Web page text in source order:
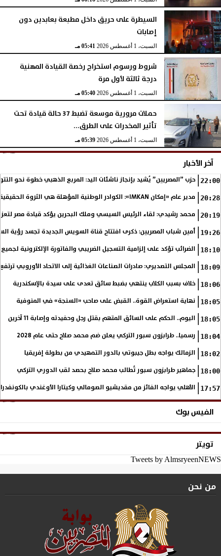
السيطرة على حريق داخل مطبعة بعابدين دون
إصابات
السبت، 1 أغسطس 2026 05:41 مـ
شروط ورسوم استخراج رخصة القيادة المهنية
درجة ثالثة لأول مرة
السبت، 1 أغسطس 2026 05:40 مـ
حملات مرورية موسعة تضبط 37 حالة قيادة تحت
تأثير المخدرات على الطرق...
السبت، 1 أغسطس 2026 05:39 مـ
آخر الأخبار
22:00 حزب ”المصريين” يُشيد بإنجاز ناشئات اليد: المربع الذهبي خطوة نحو
20:28 مدير عام «إمكان IMKAN»: الكوادر الوطنية المؤهلة هي الثروة الحقيقية لمستقبل التنمية في مصر
20:19 محمد رشيدي: لقاء الرئيس السيسي وملك البحرين يؤكد قيادة مصر
19:26 أمين شباب المصريين: ذكرى افتتاح قناة السويس الجديدة تجسد رؤية
18:10 الضرائب تؤكد على إلزامية التسجيل الضريبي والفاتورة الإلكترونية
18:09 المجلس التصديري: صادرات الصناعات الغذائية إلى الاتحاد الأوروبي ترتفع 15.4% خلال النصف الأول من
18:06 خلاف بسبب الكلاب ينتهي بضبط سائق تعدى على سيدة بالإسكندرية
18:05 نهاية استعراض القوة.. القبض على صاحب «السنجة» في المنوفية
18:05 اليوم.. الحكم على السائق المتهم بقتل رجل وحفيدته وإصابة 11 آخرين
18:04 رسميا.. طرابزون سبور التركي يعلن ضم محمد صلاح حتى عام 2028
18:02 الزمالك يواجه بطل جيبوتي بالدور التمهيدي من بطولة إفريقيا
18:00 جماهير طرابزون سبور تُطالب محمد صلاح بحصد لقب الدوري التركي
17:57 الأهلي يواجه الفائز من مقديشيو الصومالي وكيتارا الأوغندي
الفيس بوك
تويتر
Tweets by AlmsryeenNEWS
من نحن